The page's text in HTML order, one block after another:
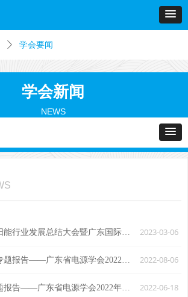
ꄲ 学会要闻
2023-03-06
2022年广东省太阳能行业发展总结大会暨广东国际光伏科学与技术学术会议
2022-08-06
储能技术及应用专题报告——广东省电源学会2022年系列学术会议成功举办
2022-06-18
光伏储能技术专题报告——广东省电源学会2022年系列学术会议成功举办
学会新闻
NEWS